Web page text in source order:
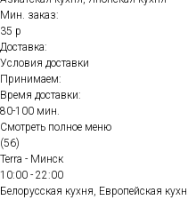
Мин. заказ:
35 р
Доставка:
Условия доставки
Принимаем:
Время доставки:
80-100 мин.
Смотреть полное меню
(56)
Terra - Минск
10:00 - 22:00
Белорусская кухня, Европейская